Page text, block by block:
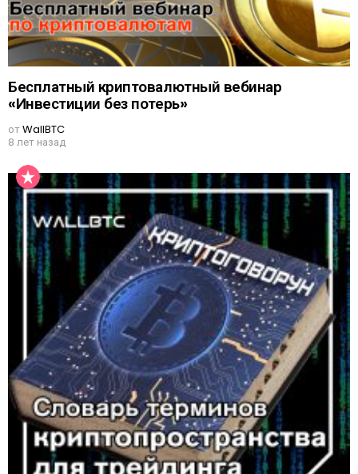
Бесплатный криптовалютный вебинар
«Инвестиции без потерь»
отWallBTC
8 лет назад